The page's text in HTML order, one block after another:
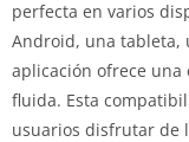
perfecta en varios
Android, una tableta,
aplicación ofrece
fluida. Esta
usuarios disfrutar de